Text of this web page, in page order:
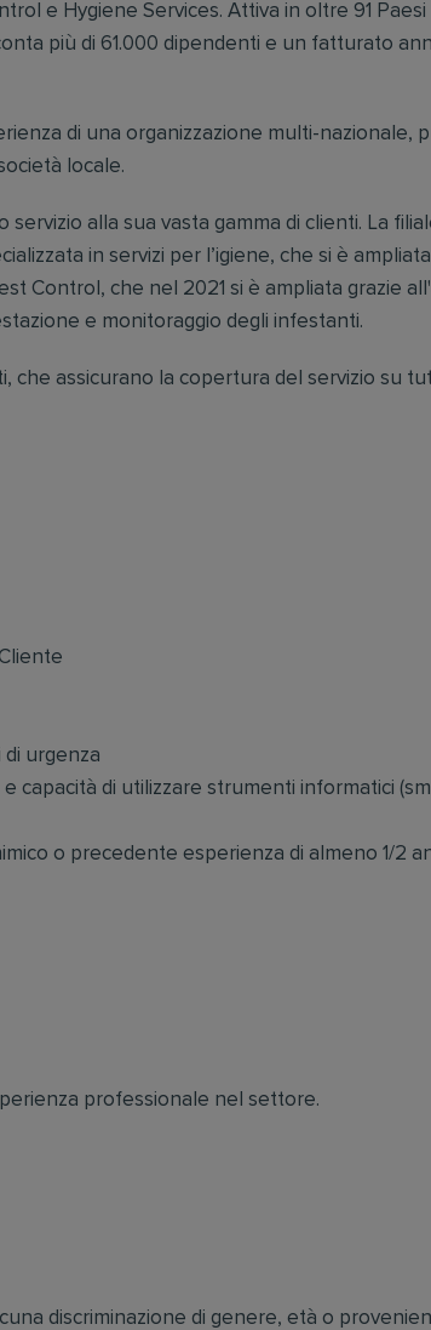
e Hygiene Services. Attiva in oltre 91
più di 61.000 dipendenti e un fatturato
di una organizzazione multi-nazionale,
locale.
alla sua vasta gamma di clienti. La
in servizi per l’igiene, che si è
Control, che nel 2021 si è ampliata grazie
e monitoraggio degli infestanti.
che assicurano la copertura del servizio su
urgenza
capacità di utilizzare strumenti informatici
o precedente esperienza di almeno 1/2
professionale nel settore.
discriminazione di genere, età o